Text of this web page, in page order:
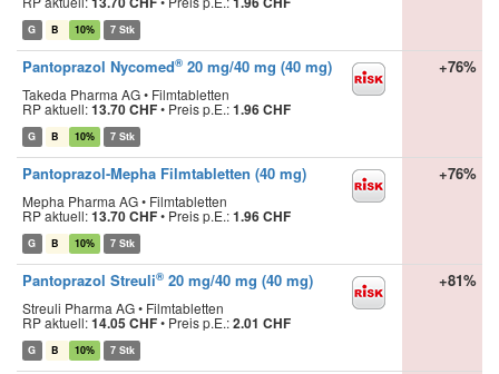
G B 10% 7 Stk
Pantoprazol Nycomed® 20 mg/40 mg (40 mg)
Takeda Pharma AG • Filmtabletten
RP aktuell:13.70 CHF• Preis p.E.:1.96 CHF
G B 10% 7 Stk
+76%
Pantoprazol-Mepha Filmtabletten (40 mg)
Mepha Pharma AG • Filmtabletten
RP aktuell:13.70 CHF• Preis p.E.:1.96 CHF
G B 10% 7 Stk
+76%
Pantoprazol Streuli® 20 mg/40 mg (40 mg)
Streuli Pharma AG • Filmtabletten
RP aktuell:14.05 CHF• Preis p.E.:2.01 CHF
G B 10% 7 Stk
+81%